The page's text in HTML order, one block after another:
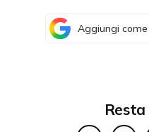
Aggiungi
Resta